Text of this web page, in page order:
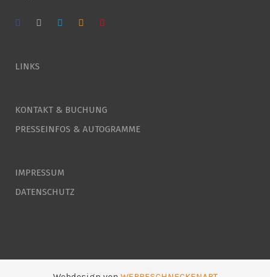
LINKS
KONTAKT & BUCHUNG
PRESSEINFOS & AUTOGRAMME
IMPRESSUM
DATENSCHUTZ